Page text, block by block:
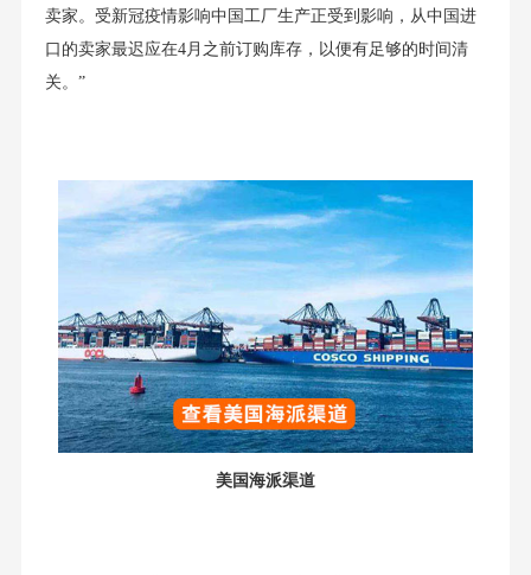
卖家。受新冠疫情影响中国工厂生产正受到影响，从中国进
口的卖家最迟应在4月之前订购库存，以便有足够的时间清
关。”
美国海派渠道